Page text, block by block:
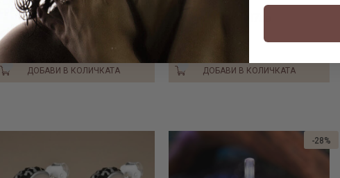
средата
€29.90 / 58.48лв.
ДОБАВИ В КОЛИЧКАТА ДОБАВИ В КОЛИЧКАТА
-28%